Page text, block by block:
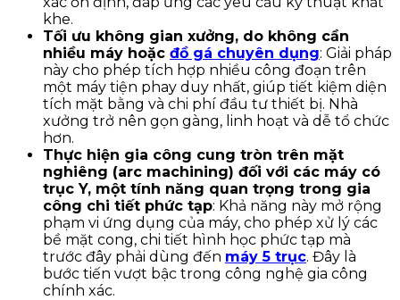
khe.
Tối ưu không gian xưởng, do không cần
nhiều máy hoặc đồ gá chuyên dụng: Giải pháp
này cho phép tích hợp nhiều công đoạn trên
một máy tiện phay duy nhất, giúp tiết kiệm diện
tích mặt bằng và chi phí đầu tư thiết bị. Nhà
xưởng trở nên gọn gàng, linh hoạt và dễ tổ chức
hơn.
Thực hiện gia công cung tròn trên mặt
nghiêng (arc machining) đối với các máy có
trục Y, một tính năng quan trọng trong gia
công chi tiết phức tạp: Khả năng này mở rộng
phạm vi ứng dụng của máy, cho phép xử lý các
bề mặt cong, chi tiết hình học phức tạp mà
trước đây phải dùng đến máy 5 trục. Đây là
bước tiến vượt bậc trong công nghệ gia công
chính xác.